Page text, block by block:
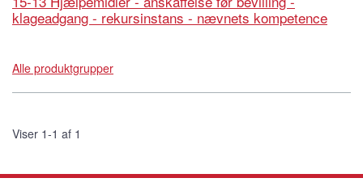
klageadgang - rekursinstans - nævnets kompetence
Alle produktgrupper
Viser 1-1 af 1